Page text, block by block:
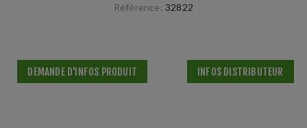
Référence: 32822
DEMANDE D'INFOS PRODUIT INFOS DISTRIBUTEUR